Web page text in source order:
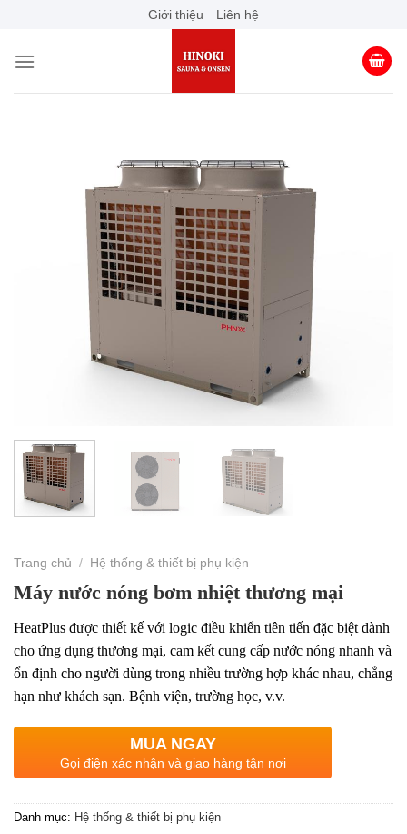
content
Giới thiệu Liên hệ
Trang chủ / Hệ thống & thiết bị phụ kiện
Máy nước nóng bơm nhiệt thương mại
HeatPlus được thiết kế với logic điều khiển tiên tiến đặc biệt dành
cho ứng dụng thương mại, cam kết cung cấp nước nóng nhanh và
ổn định cho người dùng trong nhiều trường hợp khác nhau, chẳng
hạn như khách sạn. Bệnh viện, trường học, v.v.
MUA NGAY
Gọi điện xác nhận và giao hàng tận nơi
Danh mục: Hệ thống & thiết bị phụ kiện